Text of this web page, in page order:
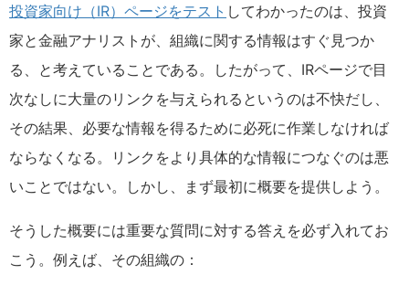
投資家向け（IR）ページをテスト してわかったのは、投資
家と金融アナリストが、組織に関する情報はすぐ見つか
る、と考えていることである。したがって、IRページで目
次なしに大量のリンクを与えられるというのは不快だし、
その結果、必要な情報を得るために必死に作業しなければ
ならなくなる。リンクをより具体的な情報につなぐのは悪
いことではない。しかし、まず最初に概要を提供しよう。
そうした概要には重要な質問に対する答えを必ず入れてお
こう。例えば、その組織の：